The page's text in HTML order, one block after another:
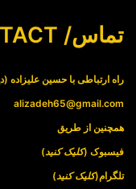
تماس/ CONTACT
راه ارتباطی با حسین علیزاده
alizadeh65@gmail.com
همچنین از طریق
فیسبوک (کلیک کنید)
تلگرام(کلیک کنید)